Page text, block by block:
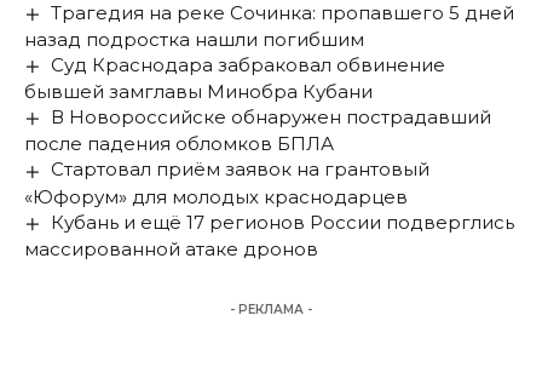
Трагедия на реке Сочинка: пропавшего 5 дней
назад подростка нашли погибшим
Суд Краснодара забраковал обвинение
бывшей замглавы Минобра Кубани
В Новороссийске обнаружен пострадавший
после падения обломков БПЛА
Стартовал приём заявок на грантовый
«Юфорум» для молодых краснодарцев
Кубань и ещё 17 регионов России подверглись
массированной атаке дронов
- РЕКЛАМА -